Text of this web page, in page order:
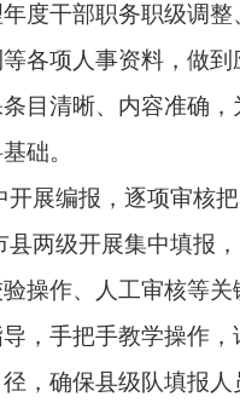
年度干部职务职级调整
各项人事资料，做到
目清晰、内容准确，
础。
开展编报，逐项审核把
两级开展集中填报，
操作、人工审核等关
，手把手教学操作，
径，确保县级队填报人